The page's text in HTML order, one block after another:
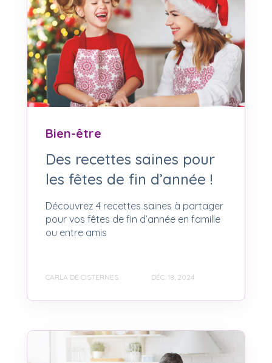
Bien-être
Des recettes saines pour
les fêtes de fin d’année !
Découvrez 4 recettes saines à partager
pour vos fêtes de fin d’année en famille
ou entre amis
CARLA DE CISTERNES DÉC. 18, 2024